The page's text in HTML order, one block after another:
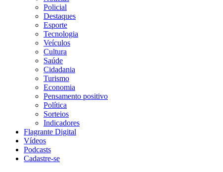
Policial
Destaques
Esporte
Tecnologia
Veículos
Cultura
Saúde
Cidadania
Turismo
Economia
Pensamento positivo
Política
Sorteios
Indicadores
Flagrante Digital
Vídeos
Podcasts
Cadastre-se